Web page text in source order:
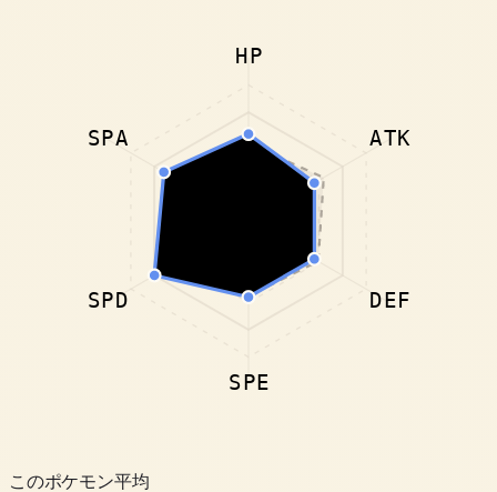
HP
ATK
DEF
SPE
SPD
SPA
このポケモン平均